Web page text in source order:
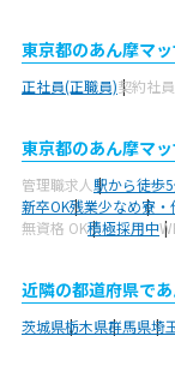
東京都のあん摩マ
正社員(正職員)契約社
東京都のあん摩マ
管理職求人駅から徒歩
新卒OK残業少なめ寮・
無資格 OK積極採用中
近隣の都道府県で
茨城県栃木県群馬県埼